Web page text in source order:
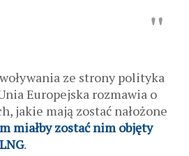
ze strony polityka
Europejska rozmawia o
jakie mają zostać nałożone
miałby zostać nim objęty
.